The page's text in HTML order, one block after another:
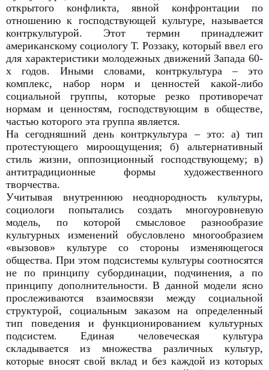
открытого конфликта, явной конфронтации по
отношению к господствующей культуре, называется
контркультурой. Этот термин принадлежит
американскому социологу Т. Роззаку, который ввел его
для характеристики молодежных движений Запада 60-
х годов. Иными словами, контркультура – это
комплекс, набор норм и ценностей какой-либо
социальной группы, которые резко противоречат
нормам и ценностям, господствующим в обществе,
частью которого эта группа является.
На сегодняшний день контркультура – это: а) тип
протестующего мироощущения; б) альтернативный
стиль жизни, оппозиционный господствующему; в)
антитрадиционные формы художественного
творчества.
Учитывая внутреннюю неоднородность культуры,
социологи попытались создать многоуровневую
модель, по которой смысловое разнообразие
культурных изменений обусловлено многообразием
«вызовов» культуре со стороны изменяющегося
общества. При этом подсистемы культуры соотносятся
не по принципу субординации, подчинения, а по
принципу дополнительности. В данной модели ясно
прослеживаются взаимосвязи между социальной
структурой, социальным заказом на определенный
тип поведения и функционированием культурных
подсистем. Единая человеческая культура
складывается из множества различных культур,
которые вносят свой вклад и без каждой из которых